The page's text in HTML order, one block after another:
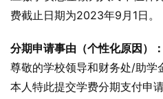
费截止日期为2023年9月1日。
分期申请事由（个性化原因）：
尊敬的学校领导和财务处/助学
本人特此提交学费分期支付申